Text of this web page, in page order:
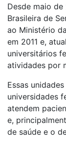
Desde maio
Brasileira de
ao Ministério
em 2011 e,
universitários
atividades por
Essas
universidades
atendem
e,
de saúde e o